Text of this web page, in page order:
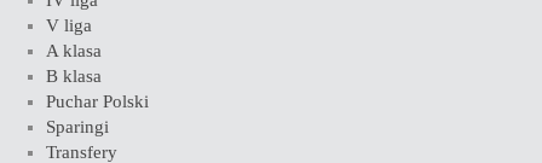
V liga
A klasa
B klasa
Puchar Polski
Sparingi
Transfery